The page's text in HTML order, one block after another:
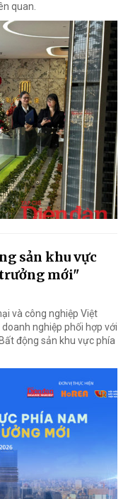
quan.
sản khu vực
mới"
và công nghiệp Việt
nghiệp phối hợp với
động sản khu vực phía